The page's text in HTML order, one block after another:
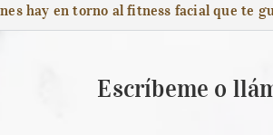
hay en torno al fitness facial que te
Escríbeme o